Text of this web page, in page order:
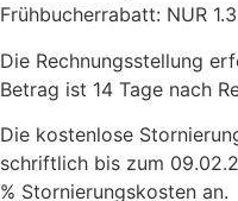
Frühbucherrabatt: NUR
Die Rechnungsstellung
Betrag ist 14 Tage nach
Die kostenlose
schriftlich bis zum
% Stornierungskosten an.